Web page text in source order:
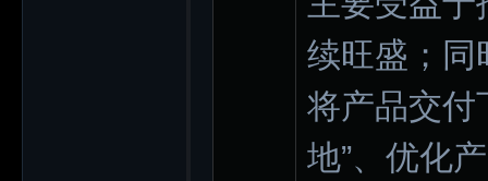
续旺盛；同
将产品交付
地”、优化